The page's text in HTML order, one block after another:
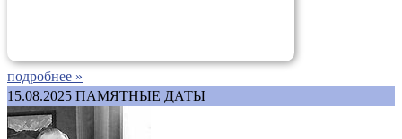
подробнее »
15.08.2025 ПАМЯТНЫЕ ДАТЫ